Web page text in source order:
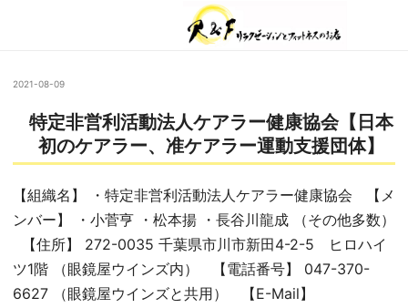
2021-08-09
特定非営利活動法人ケアラー健康協会【日本
初のケアラー、准ケアラー運動支援団体】
【組織名】 ・特定非営利活動法人ケアラー健康協会 【メ
ンバー】 ・小菅亨 ・松本揚 ・長谷川龍成 （その他多数）
【住所】 272-0035 千葉県市川市新田4-2-5 ヒロハイ
ツ1階 （眼鏡屋ウインズ内） 【電話番号】 047-370-
6627 （眼鏡屋ウインズと共用） 【E-Mail】